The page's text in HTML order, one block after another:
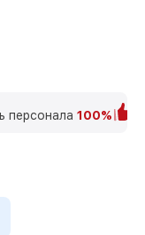
персонала 100%